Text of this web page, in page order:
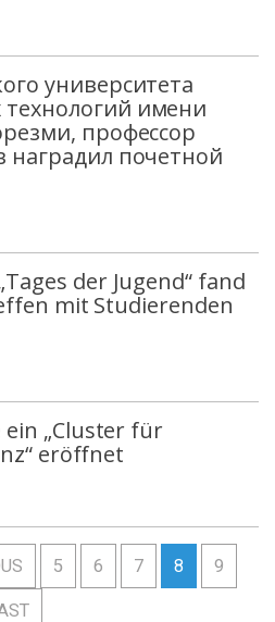
университета
имени
профессор
наградил почетной
der Jugend“ fand
mit Studierenden
„Cluster für
eröffnet
5 6 7 8 9